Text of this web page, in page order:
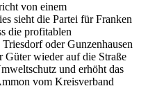
von einem
sieht die Partei für Franken
die profitablen
oder Gunzenhausen
Güter wieder auf die Straße
und erhöht das
vom Kreisverband